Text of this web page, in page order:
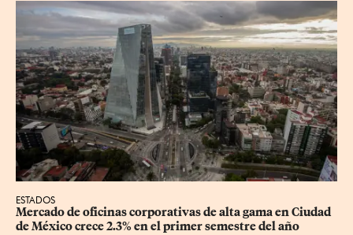
ESTADOS
Mercado de oficinas corporativas de alta gama en Ciudad
de México crece 2.3% en el primer semestre del año